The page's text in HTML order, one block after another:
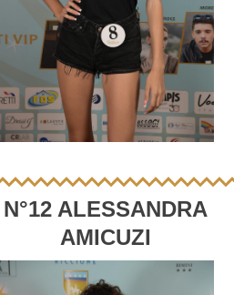
N°12 ALESSANDRA
AMICUZI